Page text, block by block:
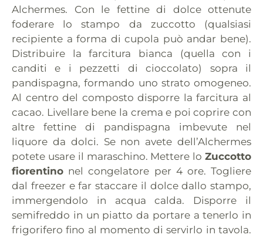
Alchermes. Con le fettine di dolce ottenute
foderare lo stampo da zuccotto (qualsiasi
recipiente a forma di cupola può andar bene).
Distribuire la farcitura bianca (quella con i
canditi e i pezzetti di cioccolato) sopra il
pandispagna, formando uno strato omogeneo.
Al centro del composto disporre la farcitura al
cacao. Livellare bene la crema e poi coprire con
altre fettine di pandispagna imbevute nel
liquore da dolci. Se non avete dell’Alchermes
potete usare il maraschino. Mettere lo Zuccotto
fiorentino nel congelatore per 4 ore. Togliere
dal freezer e far staccare il dolce dallo stampo,
immergendolo in acqua calda. Disporre il
semifreddo in un piatto da portare a tenerlo in
frigorifero fino al momento di servirlo in tavola.